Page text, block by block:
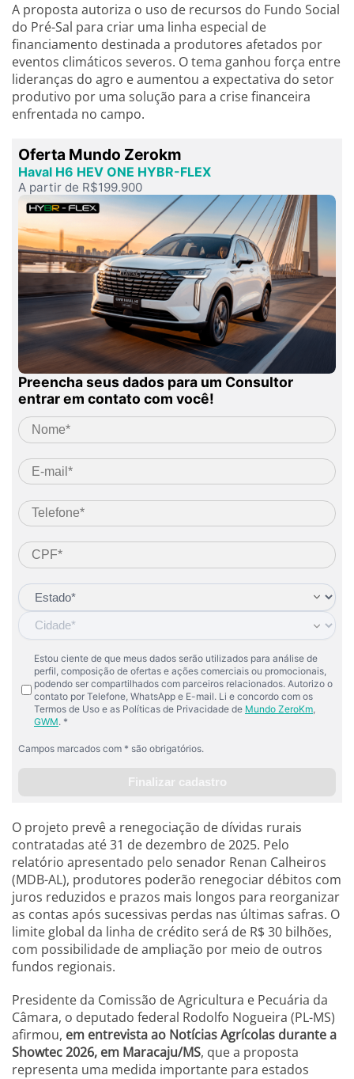
A proposta autoriza o uso de recursos do Fundo Social
do Pré-Sal para criar uma linha especial de
financiamento destinada a produtores afetados por
eventos climáticos severos. O tema ganhou força entre
lideranças do agro e aumentou a expectativa do setor
produtivo por uma solução para a crise financeira
enfrentada no campo.
O projeto prevê a renegociação de dívidas rurais
contratadas até 31 de dezembro de 2025. Pelo
relatório apresentado pelo senador Renan Calheiros
(MDB-AL), produtores poderão renegociar débitos com
juros reduzidos e prazos mais longos para reorganizar
as contas após sucessivas perdas nas últimas safras. O
limite global da linha de crédito será de R$ 30 bilhões,
com possibilidade de ampliação por meio de outros
fundos regionais.
Presidente da Comissão de Agricultura e Pecuária da
Câmara, o deputado federal Rodolfo Nogueira (PL-MS)
afirmou, em entrevista ao Notícias Agrícolas durante a
Showtec 2026, em Maracaju/MS, que a proposta
representa uma medida importante para estados